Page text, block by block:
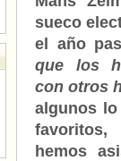
sueco
el año
que los
con otros
algunos
favoritos,
hemos